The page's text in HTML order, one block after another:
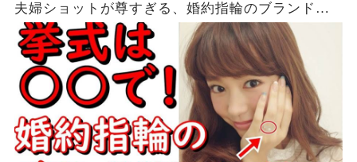
夫婦ショットが尊すぎる、婚約指輪のブランドに
一同驚愕...。